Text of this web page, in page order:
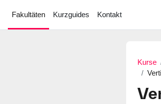
Fakultäten
Kurzguides Kontakt
Kurse